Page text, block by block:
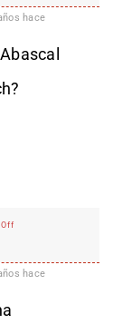
hace
Off
hace